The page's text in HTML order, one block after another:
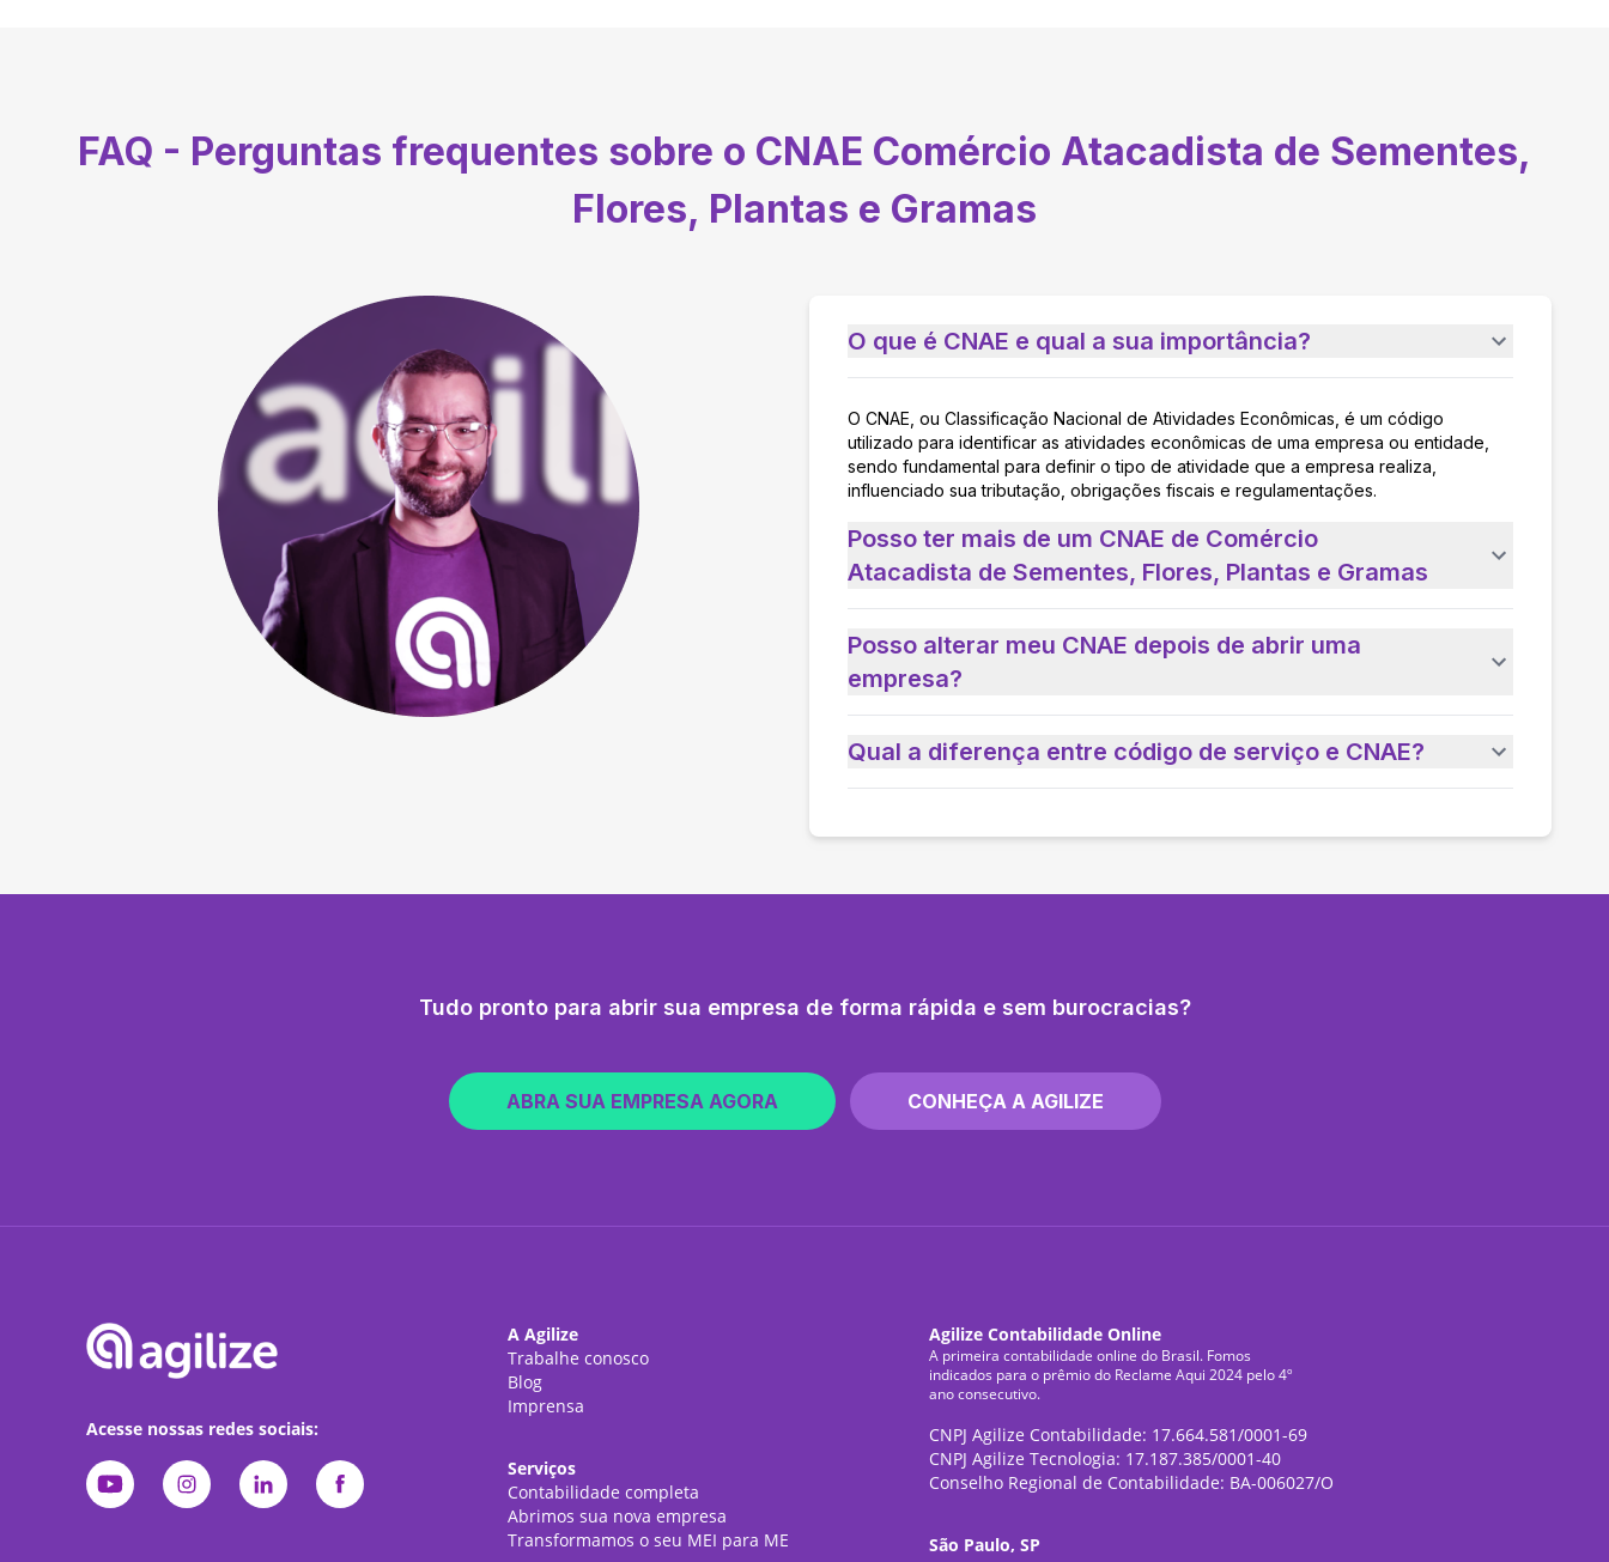
FAQ - Perguntas frequentes sobre o CNAE Comércio Atacadista de Sementes,
Flores, Plantas e Gramas
O que é CNAE e qual a sua importância?
O CNAE, ou Classificação Nacional de Atividades Econômicas, é um código
utilizado para identificar as atividades econômicas de uma empresa ou entidade,
sendo fundamental para definir o tipo de atividade que a empresa realiza,
influenciado sua tributação, obrigações fiscais e regulamentações.
Posso ter mais de um CNAE de Comércio
Atacadista de Sementes, Flores, Plantas e Gramas
Posso alterar meu CNAE depois de abrir uma
empresa?
Qual a diferença entre código de serviço e CNAE?
Tudo pronto para abrir sua empresa de forma rápida e sem burocracias?
ABRA SUA EMPRESA AGORA CONHEÇA A AGILIZE
Acesse nossas redes sociais:
A Agilize
Trabalhe conosco
Blog
Imprensa
Serviços
Contabilidade completa
Abrimos sua nova empresa
Transformamos o seu MEI para ME
Agilize Contabilidade Online
A primeira contabilidade online do Brasil. Fomos
indicados para o prêmio do Reclame Aqui 2024 pelo 4º
ano consecutivo.
CNPJ Agilize Contabilidade: 17.664.581/0001-69
CNPJ Agilize Tecnologia: 17.187.385/0001-40
Conselho Regional de Contabilidade: BA-006027/O
São Paulo, SP